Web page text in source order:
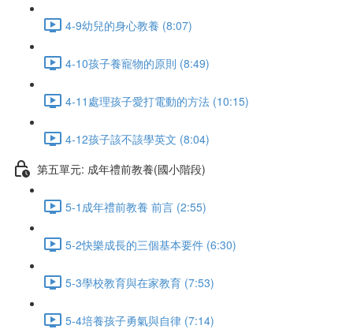
4-9幼兒的身心教養 (8:07)
4-10孩子養寵物的原則 (8:49)
4-11處理孩子愛打電動的方法 (10:15)
4-12孩子該不該學英文 (8:04)
第五單元: 成年禮前教養(國小階段)
5-1成年禮前教養 前言 (2:55)
5-2快樂成長的三個基本要件 (6:30)
5-3學校教育與在家教育 (7:53)
5-4培養孩子勇氣與自律 (7:14)